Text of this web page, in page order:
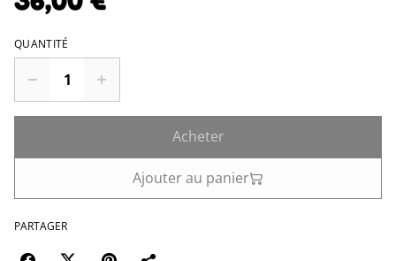
QUANTITÉ
Acheter
Ajouter au panier
PARTAGER